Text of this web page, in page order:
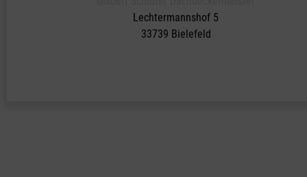
Lechtermannshof 5
33739 Bielefeld